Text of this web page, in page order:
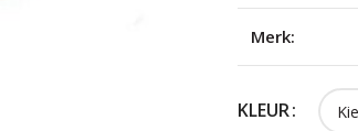
Merk:
KLEUR